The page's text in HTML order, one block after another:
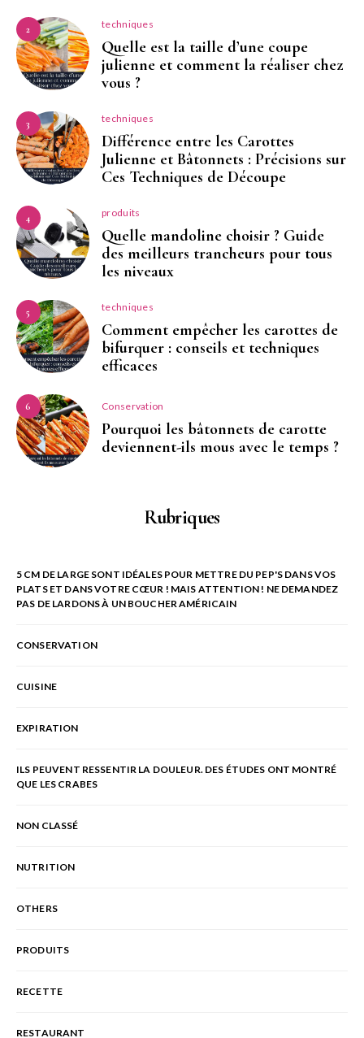
2 techniques
Quelle est la taille d’une coupe
julienne et comment la réaliser chez
vous ?
3 techniques
Différence entre les Carottes
Julienne et Bâtonnets : Précisions sur
Ces Techniques de Découpe
4 produits
Quelle mandoline choisir ? Guide
des meilleurs trancheurs pour tous
les niveaux
5 techniques
Comment empêcher les carottes de
bifurquer : conseils et techniques
efficaces
6 Conservation
Pourquoi les bâtonnets de carotte
deviennent-ils mous avec le temps ?
Rubriques
5 CM DE LARGE SONT IDÉALES POUR METTRE DU PEP'S DANS VOS
PLATS ET DANS VOTRE CŒUR ! MAIS ATTENTION ! NE DEMANDEZ
PAS DE LARDONS À UN BOUCHER AMÉRICAIN
CONSERVATION
CUISINE
EXPIRATION
ILS PEUVENT RESSENTIR LA DOULEUR. DES ÉTUDES ONT MONTRÉ
QUE LES CRABES
NON CLASSÉ
NUTRITION
OTHERS
PRODUITS
RECETTE
RESTAURANT